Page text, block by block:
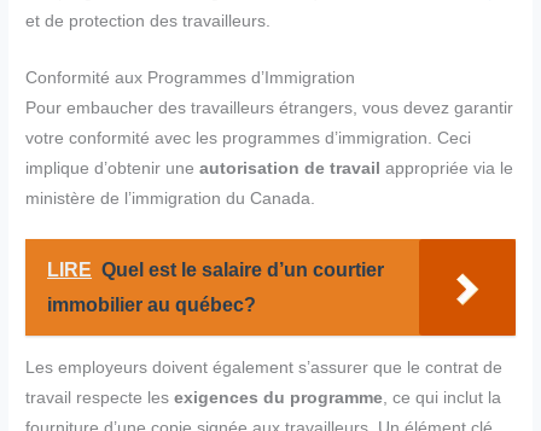
et de protection des travailleurs.
Conformité aux Programmes d’Immigration
Pour embaucher des travailleurs étrangers, vous devez garantir
votre conformité avec les programmes d’immigration. Ceci
implique d’obtenir uneautorisation de travail appropriée via le
ministère de l’immigration du Canada.
LIRE Quel est le salaire d’un courtier
immobilier au québec?
Les employeurs doivent également s’assurer que le contrat de
travail respecte lesexigences du programme, ce qui inclut la